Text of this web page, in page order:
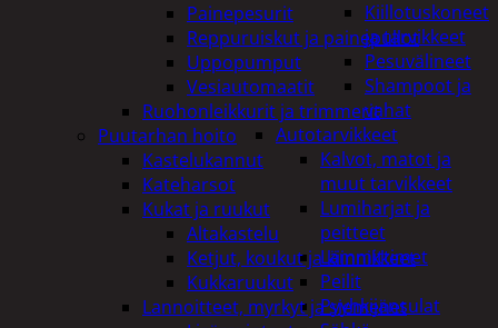
Kiillotuskoneet
ja tarvikkeet
Pesuvälineet
Shampoot ja
vahat
Autotarvikkeet
Kalvot, matot ja
muut tarvikkeet
Lumiharjat ja
peitteet
Lämmittimet
Peilit
Pyyhkijänsulat
Painepesurit
Reppuruiskut ja painepullot
Uppopumput
Vesiautomaatit
Ruohonleikkurit ja trimmerit
Puutarhan hoito
Kastelukannut
Kateharsot
Kukat ja ruukut
Altakastelu
Ketjut, koukut ja kiinnikkeet
Kukkaruukut
Lannoitteet, myrkyt ja siemenet